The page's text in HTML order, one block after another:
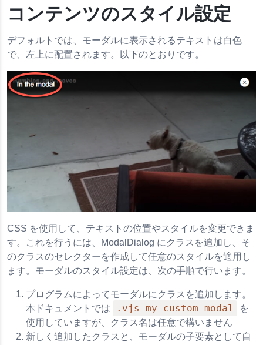
コンテンツのスタイル設定
デフォルトでは、モーダルに表示されるテキストは白色
で、左上に配置されます。以下のとおりです。
CSS を使用して、テキストの位置やスタイルを変更できま
す。これを行うには、ModalDialog にクラスを追加し、そ
のクラスのセレクターを作成して任意のスタイルを適用し
ます。モーダルのスタイル設定は、次の手順で行います。
プログラムによってモーダルにクラスを追加します。
本ドキュメントでは
.vjs-my-custom-modal
を
使用していますが、クラス名は任意で構いません
新しく追加したクラスと、モーダルの子要素として自